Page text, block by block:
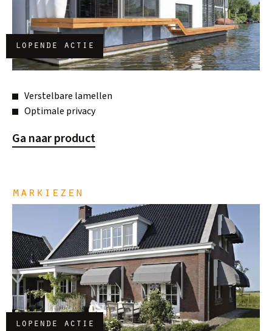
lopende actie
Verstelbare lamellen
Optimale privacy
Ga naar product
markiezen
lopende actie